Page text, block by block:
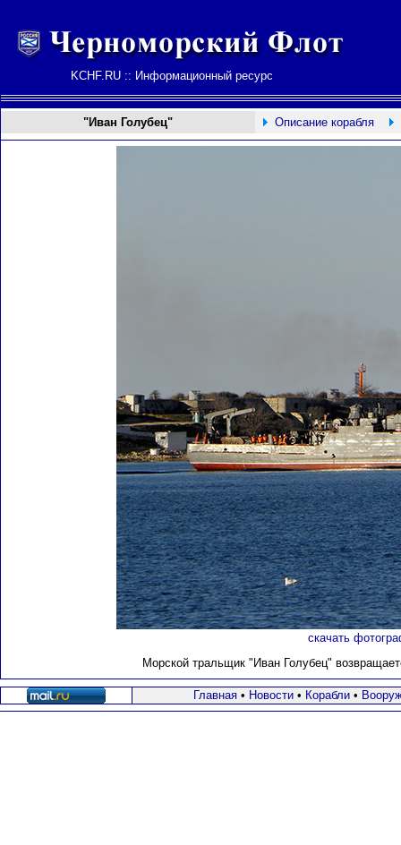
KCHF.RU :: Информационный ресурс
"Иван Голубец" Описание корабля
скачать
Морской тральщик "Иван Голубец"
Главная• Новости• Корабли•